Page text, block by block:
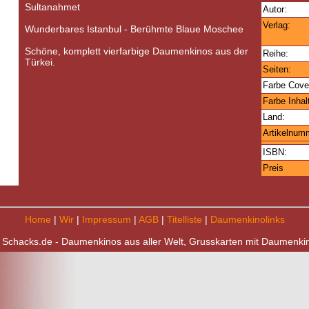
Sultanahmet
Wunderbares Istanbul - Berühmte Blaue Moschee
Schöne, komplett vierfarbige Daumenkinos aus der
Türkei.
Autor:
Verlag:
Reihe:
Seiten:
Farbe
Farbe
Land:
ISBN:
Preis
Home | Wir| Impressum | AGB| Titelliste | Daumenkinolinks
- Daumenkinos aus aller Welt, Grusskarten mit